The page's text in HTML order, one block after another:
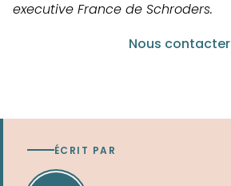
executive France de Schroders.
Nous contacter
ÉCRIT PAR